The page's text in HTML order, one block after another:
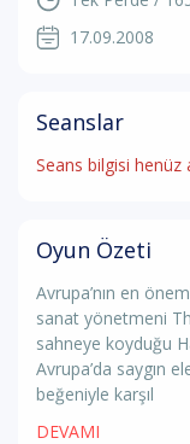
17.09.2008
Seanslar
Seans bilgisi henüz
Oyun Özeti
Avrupa’nın en
sanat yönetmeni
sahneye koyduğu
Avrupa’da saygın
beğeniyle karşıl
DEVAMI